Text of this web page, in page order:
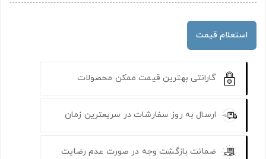
استعلام قیمت
گارانتی بهترین قیمت ممکن محصولات
ارسال به روز سفارشات در سریعترین زمان
ضمانت بازگشت وجه در صورت عدم رضایت